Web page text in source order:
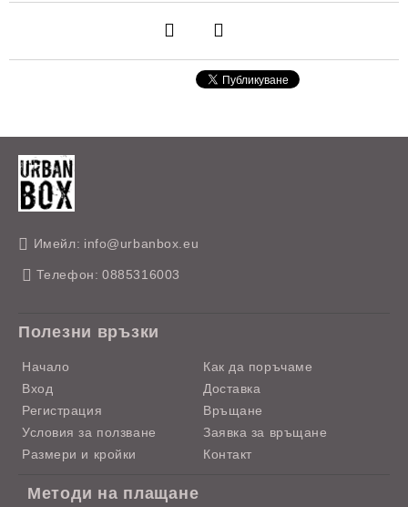
Имейл: info@urbanbox.eu
Телефон: 0885316003
Полезни връзки
Начало
Вход
Регистрация
Условия за ползване
Размери и кройки
Как да поръчаме
Доставка
Връщане
Заявка за връщане
Контакт
Методи на плащане